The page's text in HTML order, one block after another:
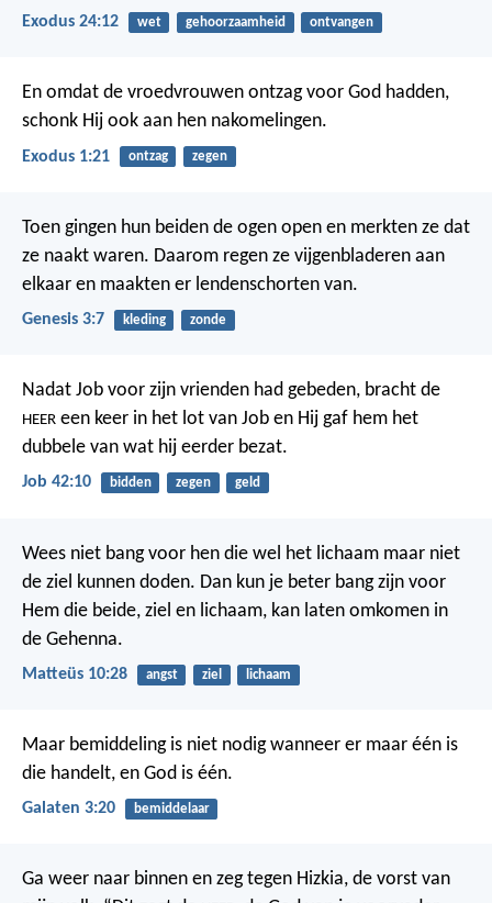
Exodus 24:12 wet gehoorzaamheid ontvangen
En omdat de vroedvrouwen ontzag voor God hadden,
schonk Hij ook aan hen nakomelingen.
Exodus 1:21 ontzag zegen
Toen gingen hun beiden de ogen open en merkten ze dat
ze naakt waren. Daarom regen ze vijgenbladeren aan
elkaar en maakten er lendenschorten van.
Genesis 3:7 kleding zonde
Nadat Job voor zijn vrienden had gebeden, bracht de
HEER een keer in het lot van Job en Hij gaf hem het
dubbele van wat hij eerder bezat.
Job 42:10 bidden zegen geld
Wees niet bang voor hen die wel het lichaam maar niet
de ziel kunnen doden. Dan kun je beter bang zijn voor
Hem die beide, ziel en lichaam, kan laten omkomen in
de Gehenna.
Matteüs 10:28 angst ziel lichaam
Maar bemiddeling is niet nodig wanneer er maar één is
die handelt, en God is één.
Galaten 3:20 bemiddelaar
Ga weer naar binnen en zeg tegen Hizkia, de vorst van